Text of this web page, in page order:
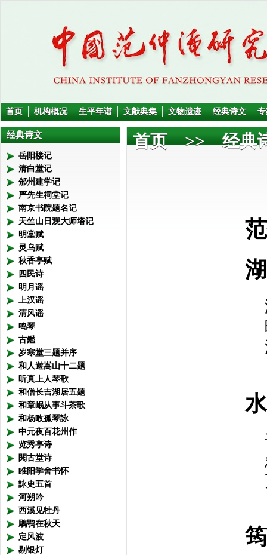
首页 机构概况 生平年谱 文献典集 文物遗迹 经典诗文
经典诗文
岳阳楼记
清白堂记
邠州建学记
严先生祠堂记
南京书院题名记
天竺山日观大师塔记
明堂赋
灵乌赋
秋香亭赋
四民诗
明月谣
上汉谣
清风谣
鸣琴
古鑑
岁寒堂三题并序
和人遊嵩山十二题
听真上人琴歌
和僧长吉湖居五题
和章岷从事斗茶歌
和杨畋孤琴詠
中元夜百花州作
览秀亭诗
閱古堂诗
睢阳学舍书怀
詠史五首
河朔吟
西溪见牡丹
鵰鹗在秋天
定风波
剔银灯
首页>> 经典诗
范
湖
水
筠